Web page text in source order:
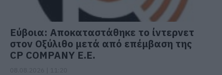
Εύβοια: Αποκαταστάθηκε το ίντερνετ
στον Οξύλιθο μετά από επέμβαση της
CP COMPANY Ε.Ε.